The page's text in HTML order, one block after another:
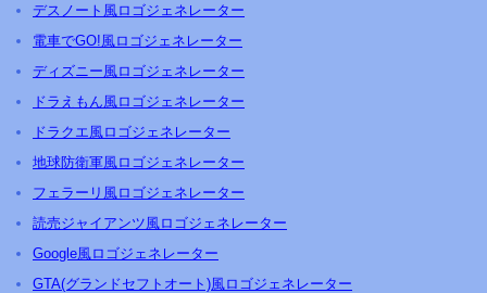
デスノート風ロゴジェネレーター
電車でGO!風ロゴジェネレーター
ディズニー風ロゴジェネレーター
ドラえもん風ロゴジェネレーター
ドラクエ風ロゴジェネレーター
地球防衛軍風ロゴジェネレーター
フェラーリ風ロゴジェネレーター
読売ジャイアンツ風ロゴジェネレーター
Google風ロゴジェネレーター
GTA(グランドセフトオート)風ロゴジェネレーター